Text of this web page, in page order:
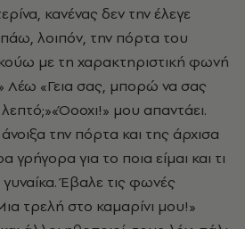
κανένας δεν την έλεγε
λοιπόν, την πόρτα του
με τη χαρακτηριστική φωνή
Λέω «Γεια σας, μπορώ να σας
μου απαντάει.
την πόρτα και της άρχισα
γρήγορα για το ποια είμαι και τι
Έβαλε τις φωνές
τρελή στο καμαρίνι μου!»